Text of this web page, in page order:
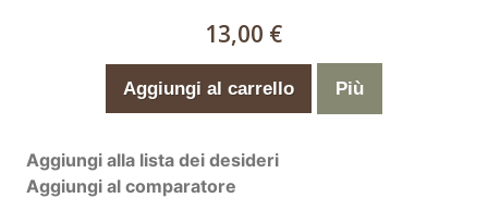
13,00 €
Aggiungi al carrello Più
Aggiungi alla lista dei desideri
Aggiungi al comparatore